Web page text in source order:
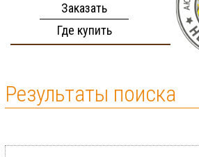
Заказать
Где купить
Результаты поиска